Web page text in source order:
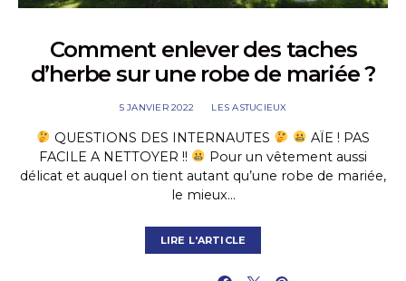
Comment enlever des taches
d’herbe sur une robe de mariée ?
5 JANVIER 2022 LES ASTUCIEUX
QUESTIONS DES INTERNAUTES
AÏE ! PAS
FACILE A NETTOYER !!
Pour un vêtement aussi
délicat et auquel on tient autant qu’une robe de mariée,
le mieux…
LIRE L'ARTICLE